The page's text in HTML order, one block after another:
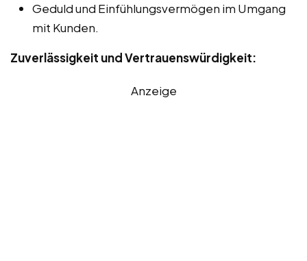
Geduld und Einfühlungsvermögen im Umgang
mit Kunden.
Zuverlässigkeit und Vertrauenswürdigkeit:
Anzeige